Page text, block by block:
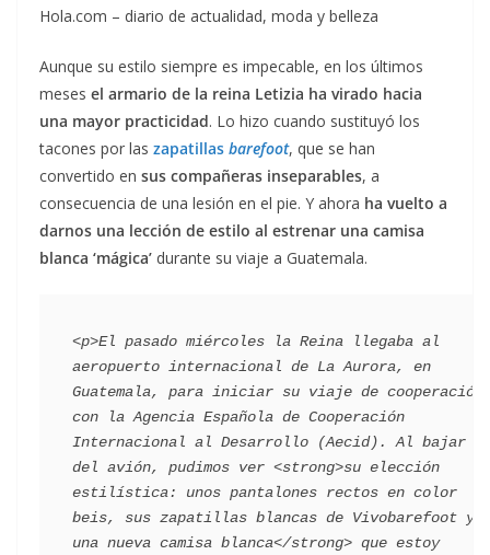
Hola.com – diario de actualidad, moda y belleza
Aunque su estilo siempre es impecable, en los últimos
meses el armario de la reina Letizia ha virado hacia
una mayor practicidad. Lo hizo cuando sustituyó los
tacones por las zapatillas barefoot, que se han
convertido en sus compañeras inseparables, a
consecuencia de una lesión en el pie. Y ahora ha vuelto a
darnos una lección de estilo al estrenar una camisa
blanca ‘mágica’ durante su viaje a Guatemala.
<p>El pasado miércoles la Reina llegaba al
aeropuerto internacional de La Aurora, en
Guatemala, para iniciar su viaje de cooperación
con la Agencia Española de Cooperación
Internacional al Desarrollo (Aecid). Al bajar
del avión, pudimos ver <strong>su elección
estilística: unos pantalones rectos en color
beis, sus zapatillas blancas de Vivobarefoot y
una nueva camisa blanca</strong> que estoy